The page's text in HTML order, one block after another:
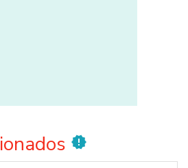
new_releases